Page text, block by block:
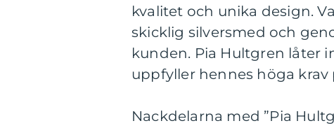
kvalitet och unika design.
skicklig silversmed och
kunden. Pia Hultgren låter
uppfyller hennes höga krav
Nackdelarna med ”Pia